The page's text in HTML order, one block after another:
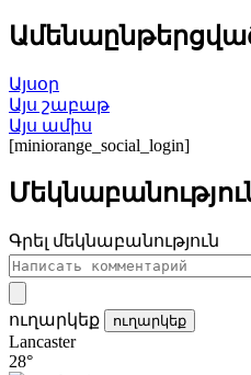
Այսօր
Այս շաբաթ
Այս ամիս
[miniorange_social_login]
Գրել մեկնաբանություն
ուղարկեք ուղարկեք
Lancaster
28°